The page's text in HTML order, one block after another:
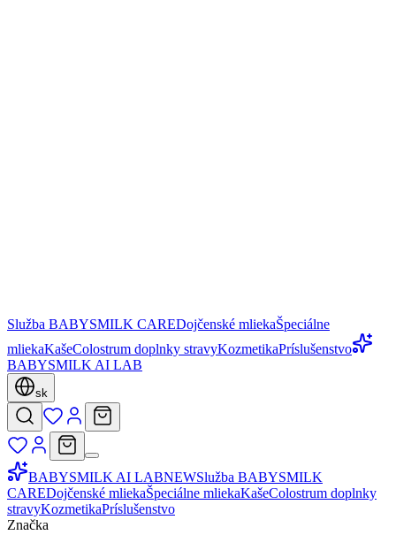
Služba BABYSMILK CAREDojčenské mliekaŠpeciálne
mliekaKašeColostrum doplnky stravyKozmetikaPríslušenstvo
BABYSMILK AI LAB
sk
BABYSMILK AI LABNEWSlužba BABYSMILK
CAREDojčenské mliekaŠpeciálne mliekaKašeColostrum doplnky
stravyKozmetikaPríslušenstvo
Značka